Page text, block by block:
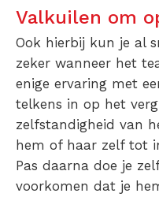
Valkuilen om
Ook hierbij kun je al
zeker wanneer het
enige ervaring met
telkens in op het
zelfstandigheid van
hem of haar zelf tot
Pas daarna doe je
voorkomen dat je